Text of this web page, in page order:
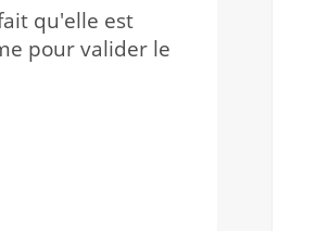
qu'elle est
pour valider le